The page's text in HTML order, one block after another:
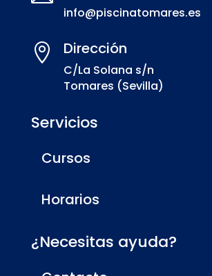
info@piscinatomares.es
 Dirección
C/La Solana s/n
Tomares (Sevilla)
Servicios
Cursos
Horarios
¿Necesitas ayuda?